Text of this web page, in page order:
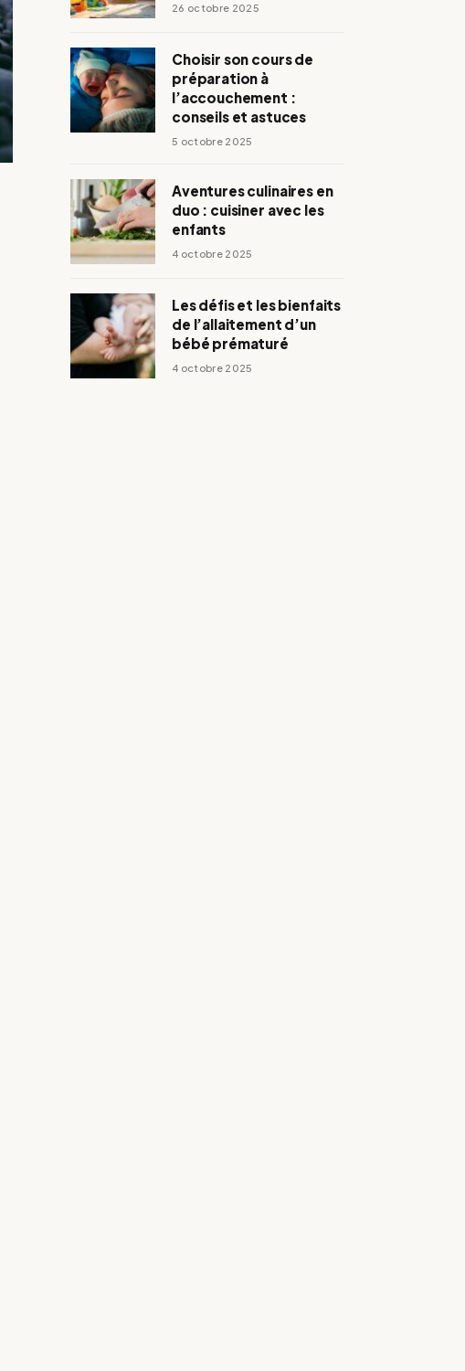
26 octobre 2025
Choisir son cours de
préparation à
l’accouchement :
conseils et astuces
5 octobre 2025
Aventures culinaires en
duo : cuisiner avec les
enfants
4 octobre 2025
Les défis et les bienfaits
de l’allaitement d’un
bébé prématuré
4 octobre 2025